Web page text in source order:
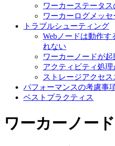
ワーカーステータ
ワーカーログメッセ
トラブルシューティング
Webノードは動作
れない
ワーカーノードが起
アクティビティ処理
ストレージアクセス
パフォーマンスの考慮事
ベストプラクティス
ワーカーノー